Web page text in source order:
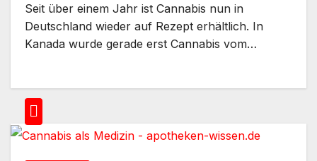
Seit über einem Jahr ist Cannabis nun in
Deutschland wieder auf Rezept erhältlich. In
Kanada wurde gerade erst Cannabis vom…